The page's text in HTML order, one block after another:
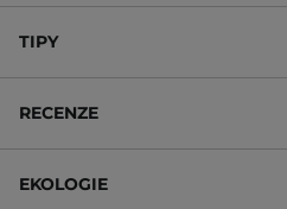
TIPY
RECENZE
EKOLOGIE